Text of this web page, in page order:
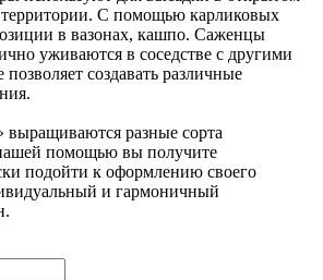
С помощью карликовых
в вазонах, кашпо. Саженцы
уживаются в соседстве с другими
позволяет создавать различные
разные сорта
помощью вы получите
подойти к оформлению своего
и гармоничный